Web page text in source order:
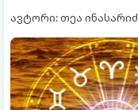
ავტორი: თეა